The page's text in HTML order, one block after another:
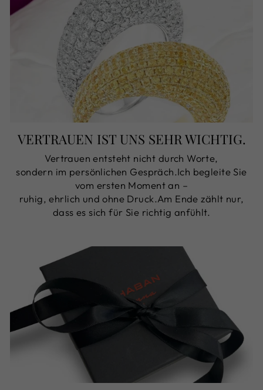
VERTRAUEN IST UNS SEHR WICHTIG.
Vertrauen entsteht nicht durch Worte,
sondern im persönlichen Gespräch.Ich begleite Sie
vom ersten Moment an –
ruhig, ehrlich und ohne Druck.Am Ende zählt nur,
dass es sich für Sie richtig anfühlt.